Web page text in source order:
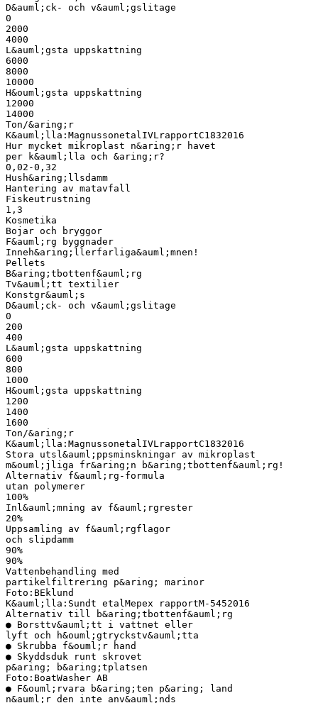
D&auml;ck- och v&auml;gslitage
0
2000
4000
L&auml;gsta uppskattning
6000
8000
10000
H&ouml;gsta uppskattning
12000
14000
Ton/&aring;r
K&auml;lla:MagnussonetalIVLrapportC1832016
Hur mycket mikroplast n&aring;r havet
per k&auml;lla och &aring;r?
0,02-0,32
Hush&aring;llsdamm
Hantering av matavfall
Fiskeutrustning
1,3
Kosmetika
Bojar och bryggor
F&auml;rg byggnader
Inneh&aring;llerfarliga&auml;mnen!
Pellets
B&aring;tbottenf&auml;rg
Tv&auml;tt textilier
Konstgr&auml;s
D&auml;ck- och v&auml;gslitage
0
200
400
L&auml;gsta uppskattning
600
800
1000
H&ouml;gsta uppskattning
1200
1400
1600
Ton/&aring;r
K&auml;lla:MagnussonetalIVLrapportC1832016
Stora utsl&auml;ppsminskningar av mikroplast
m&ouml;jliga fr&aring;n b&aring;tbottenf&auml;rg!
Alternativ f&auml;rg-formula
utan polymerer
100%
Inl&auml;mning av f&auml;rgrester
20%
Uppsamling av f&auml;rgflagor
och slipdamm
90%
90%
Vattenbehandling med
partikelfiltrering p&aring; marinor
Foto:BEklund
K&auml;lla:Sundt etalMepex rapportM-5452016
Alternativ till b&aring;tbottenf&auml;rg
● Borsttv&auml;tt i vattnet eller
lyft och h&ouml;gtryckstv&auml;tta
● Skrubba f&ouml;r hand
● Skyddsduk runt skrovet
p&aring; b&aring;tplatsen
Foto:BoatWasher AB
● F&ouml;rvara b&aring;ten p&aring; land
n&auml;r den inte anv&auml;nds